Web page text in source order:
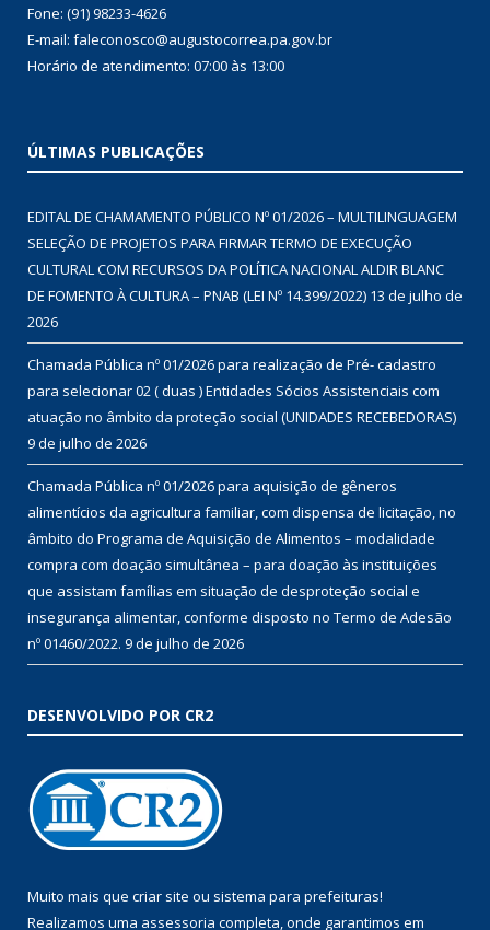
Fone: (91) 98233-4626
E-mail: faleconosco@augustocorrea.pa.gov.br
Horário de atendimento: 07:00 às 13:00
ÚLTIMAS PUBLICAÇÕES
EDITAL DE CHAMAMENTO PÚBLICO Nº 01/2026 – MULTILINGUAGEM
SELEÇÃO DE PROJETOS PARA FIRMAR TERMO DE EXECUÇÃO
CULTURAL COM RECURSOS DA POLÍTICA NACIONAL ALDIR BLANC
DE FOMENTO À CULTURA – PNAB (LEI Nº 14.399/2022) 13 de julho de
2026
Chamada Pública nº 01/2026 para realização de Pré- cadastro
para selecionar 02 ( duas ) Entidades Sócios Assistenciais com
atuação no âmbito da proteção social (UNIDADES RECEBEDORAS)
9 de julho de 2026
Chamada Pública nº 01/2026 para aquisição de gêneros
alimentícios da agricultura familiar, com dispensa de licitação, no
âmbito do Programa de Aquisição de Alimentos – modalidade
compra com doação simultânea – para doação às instituições
que assistam famílias em situação de desproteção social e
insegurança alimentar, conforme disposto no Termo de Adesão
nº 01460/2022. 9 de julho de 2026
DESENVOLVIDO POR CR2
Muito mais que criar site ou sistema para prefeituras!
Realizamos uma assessoria completa, onde garantimos em